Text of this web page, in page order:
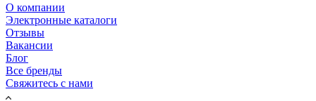
О компании
Электронные каталоги
Отзывы
Вакансии
Блог
Все бренды
Свяжитесь с нами